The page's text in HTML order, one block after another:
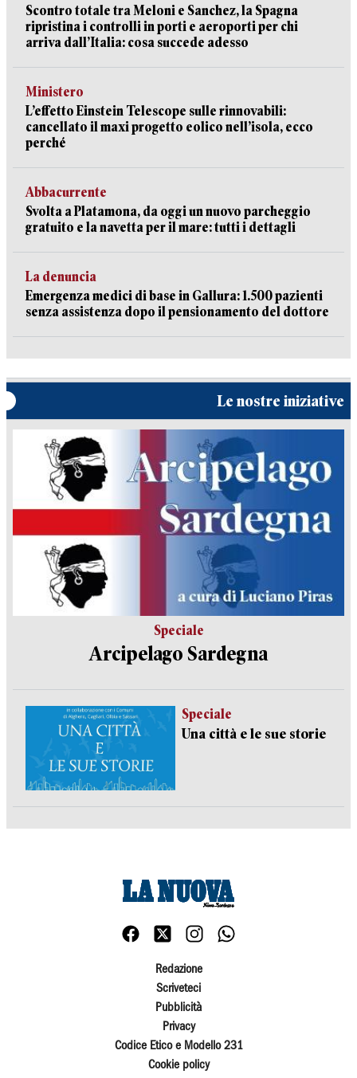
Scontro totale tra Meloni e Sanchez, la Spagna
ripristina i controlli in porti e aeroporti per chi
arriva dall’Italia: cosa succede adesso
Ministero
L’effetto Einstein Telescope sulle rinnovabili:
cancellato il maxi progetto eolico nell’isola, ecco
perché
Abbacurrente
Svolta a Platamona, da oggi un nuovo parcheggio
gratuito e la navetta per il mare: tutti i dettagli
La denuncia
Emergenza medici di base in Gallura: 1.500 pazienti
senza assistenza dopo il pensionamento del dottore
Le nostre iniziative
Speciale
Arcipelago Sardegna
Speciale
Una città e le sue storie
Redazione
Scriveteci
Pubblicità
Privacy
Codice Etico e Modello 231
Cookie policy